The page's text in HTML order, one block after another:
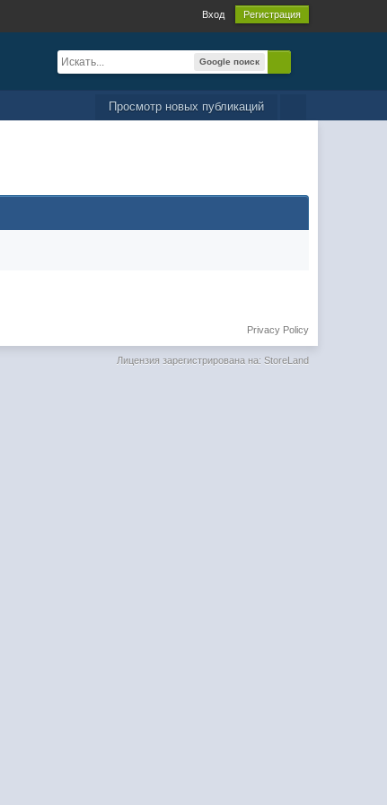
Вход Регистрация
Google поиск
Просмотр новых публикаций
Privacy Policy
Лицензия зарегистрирована на: StoreLand